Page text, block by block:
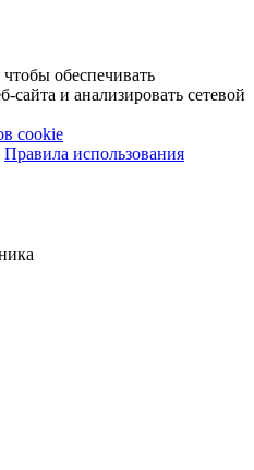
обеспечивать
и анализировать сетевой
cookie
Правила использования